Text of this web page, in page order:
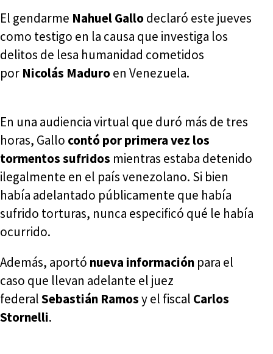
El gendarme Nahuel Gallodeclaró este jueves
como testigo en la causa que investiga los
delitos de lesa humanidad cometidos
por Nicolás Maduroen Venezuela.
En una audiencia virtual que duró más de tres
horas, Gallo contó por primera vez los
tormentos sufridos mientras estaba detenido
ilegalmente en el país venezolano. Si bien
había adelantado públicamente que había
sufrido torturas, nunca especificó qué le había
ocurrido.
Además, aportó nueva información para el
caso que llevan adelante el juez
federalSebastián Ramosy el fiscal Carlos
Stornelli.